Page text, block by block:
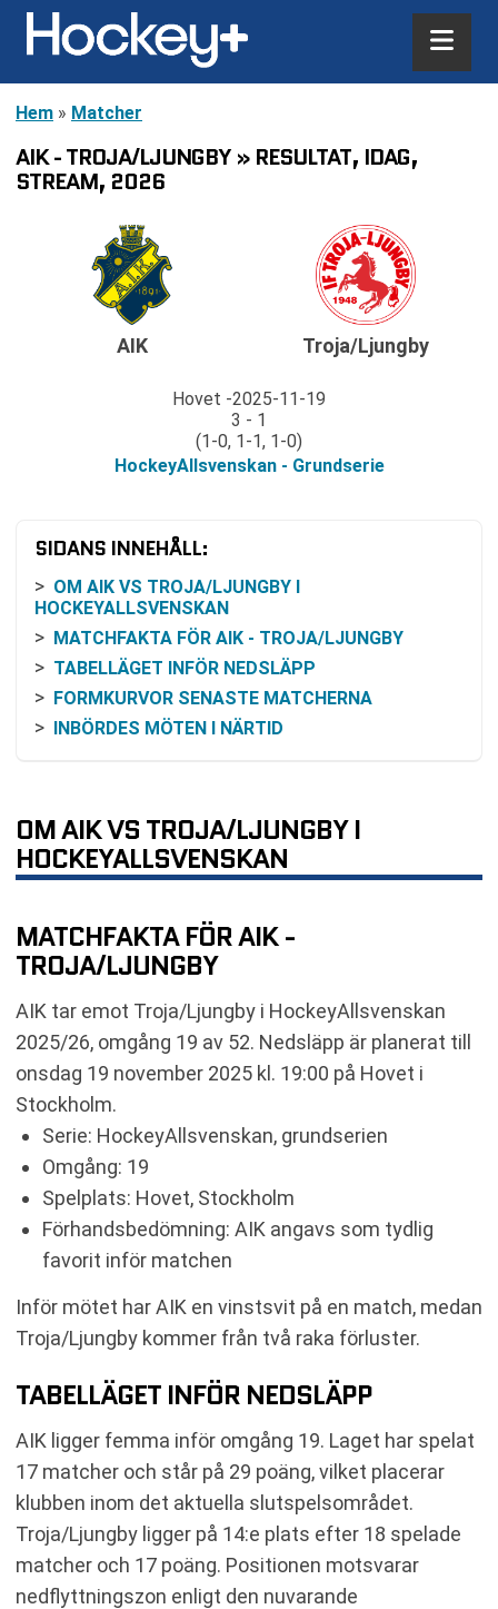
Hem » Matcher
AIK - TROJA/LJUNGBY » RESULTAT, IDAG,
STREAM, 2026
AIK
Hovet 2025-11-19
3 - 1
(1-0, 1-1, 1-0)
HockeyAllsvenskan - Grundserie
Troja/Ljungby
SIDANS INNEHÅLL:
OM AIK VS TROJA/LJUNGBY I
HOCKEYALLSVENSKAN
MATCHFAKTA FÖR AIK - TROJA/LJUNGBY
TABELLÄGET INFÖR NEDSLÄPP
FORMKURVOR SENASTE MATCHERNA
INBÖRDES MÖTEN I NÄRTID
ARENA OCH PRAKTISK INFORMATION
KLUBBFAKTA I KORTHET
VANLIGA FRÅGOR OM AIK VS TROJA/LJUNGBY
RELATERADE NYHETER
OM AIK VS TROJA/LJUNGBY I
HOCKEYALLSVENSKAN
MATCHFAKTA FÖR AIK -
TROJA/LJUNGBY
AIK tar emot Troja/Ljungby i HockeyAllsvenskan
2025/26, omgång 19 av 52. Nedsläpp är planerat till
onsdag 19 november 2025 kl. 19:00 på Hovet i
Stockholm.
Serie: HockeyAllsvenskan, grundserien
Omgång: 19
Spelplats: Hovet, Stockholm
Förhandsbedömning: AIK angavs som tydlig
favorit inför matchen
Inför mötet har AIK en vinstsvit på en match, medan
Troja/Ljungby kommer från två raka förluster.
TABELLÄGET INFÖR NEDSLÄPP
AIK ligger femma inför omgång 19. Laget har spelat
17 matcher och står på 29 poäng, vilket placerar
klubben inom det aktuella slutspelsområdet.
Troja/Ljungby ligger på 14:e plats efter 18 spelade
matcher och 17 poäng. Positionen motsvarar
nedflyttningszon enligt den nuvarande